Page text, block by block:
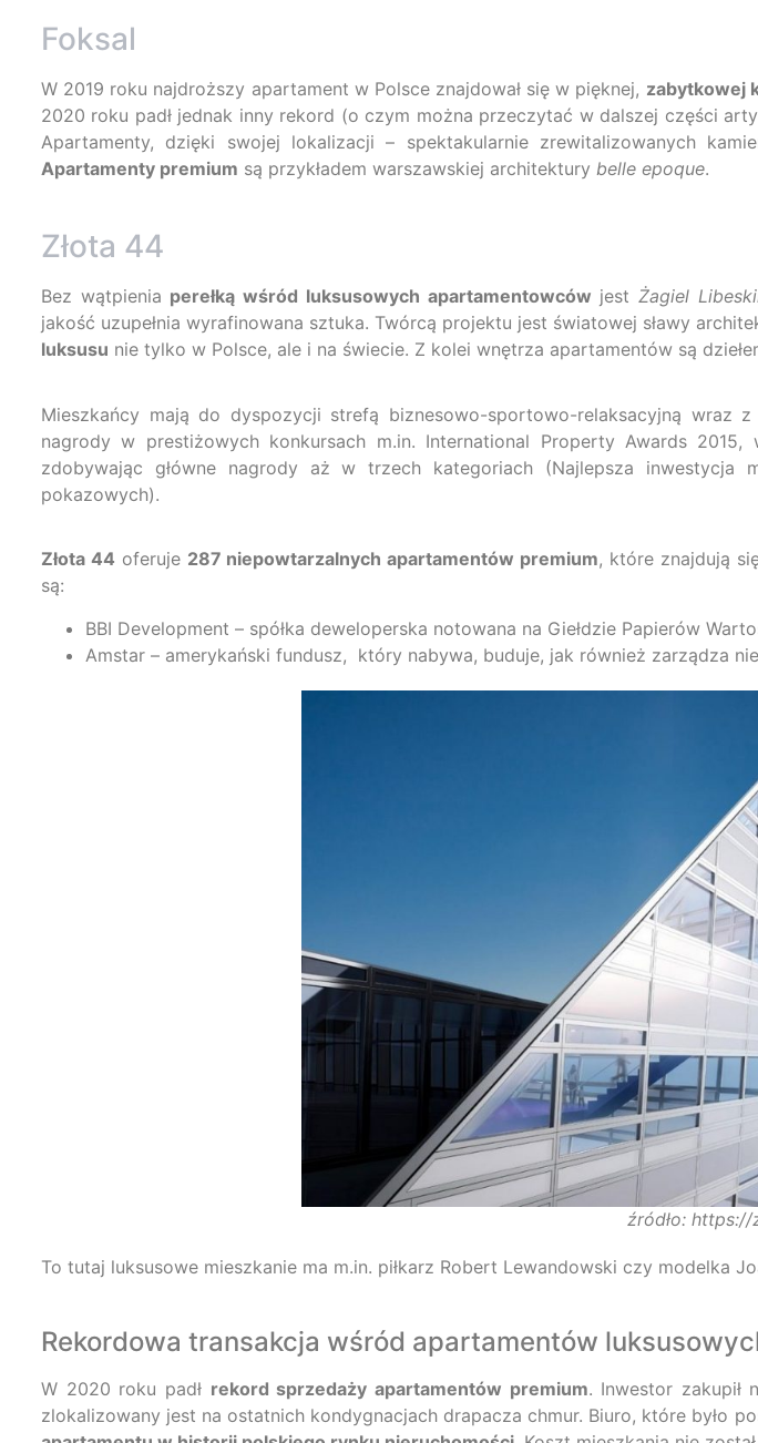
Foksal
W 2019 roku najdroższy apartament w Polsce znajdował się w pięknej, zabytkowej
2020 roku padł jednak inny rekord (o czym można przeczytać w dalszej części
Apartamenty, dzięki swojej lokalizacji – spektakularnie zrewitalizowanych
Apartamenty premium są przykładem warszawskiej architektury belle epoque.
Złota 44
Bez wątpienia perełką wśród luksusowych apartamentowców jestŻagiel
jakość uzupełnia wyrafinowana sztuka. Twórcą projektu jest światowej sławy
luksusu nie tylko w Polsce, ale i na świecie. Z kolei wnętrza apartamentów są
Mieszkańcy mają do dyspozycji strefą biznesowo-sportowo-relaksacyjną wraz
nagrody w prestiżowych konkursach m.in. International Property Awards
zdobywając główne nagrody aż w trzech kategoriach (Najlepsza inwestycja
pokazowych).
Złota 44 oferuje 287 niepowtarzalnych apartamentów premium, które znajdują
są:
BBI Development – spółka deweloperska notowana na Giełdzie Papierów
Amstar – amerykański fundusz, który nabywa, buduje, jak również zarządza
źródło:
To tutaj luksusowe mieszkanie ma m.in. piłkarz Robert Lewandowski czy modelka
Rekordowa transakcja wśród apartamentów
W 2020 roku padł rekord sprzedaży apartamentów premium. Inwestor zakupił
zlokalizowany jest na ostatnich kondygnacjach drapacza chmur. Biuro, które było